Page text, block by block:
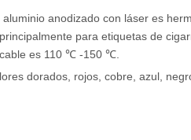
anodizado con láser es
para etiquetas de
es 110 ℃ -150 ℃.
dorados, rojos, cobre, azul,